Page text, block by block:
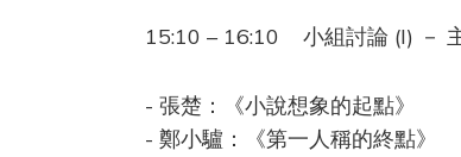
15:10 – 16:10 小組討論 (I) －
- 張楚：《小說想象的起點》
- 鄭小驢：《第一人稱的終點》